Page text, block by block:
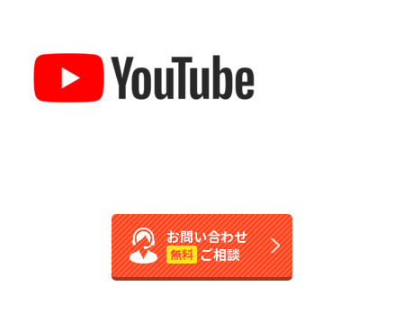
お問い合わせ
無料 ご相談